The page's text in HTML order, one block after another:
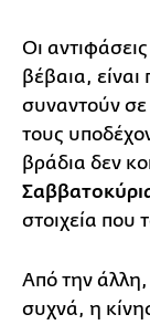
Οι
βέβαια,
συναντούν σε
τους
βράδια δεν
στοιχεία που
Από την άλλη,
συχνά, η